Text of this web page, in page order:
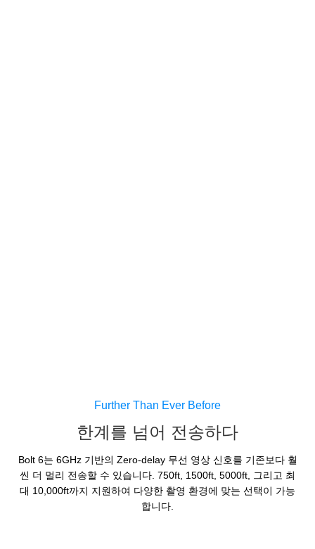
Further Than Ever Before
한계를 넘어 전송하다
Bolt 6는 6GHz 기반의 Zero-delay 무선 영상 신호를 기존보다 훨
씬 더 멀리 전송할 수 있습니다. 750ft, 1500ft, 5000ft, 그리고 최
대 10,000ft까지 지원하여 다양한 촬영 환경에 맞는 선택이 가능
합니다.